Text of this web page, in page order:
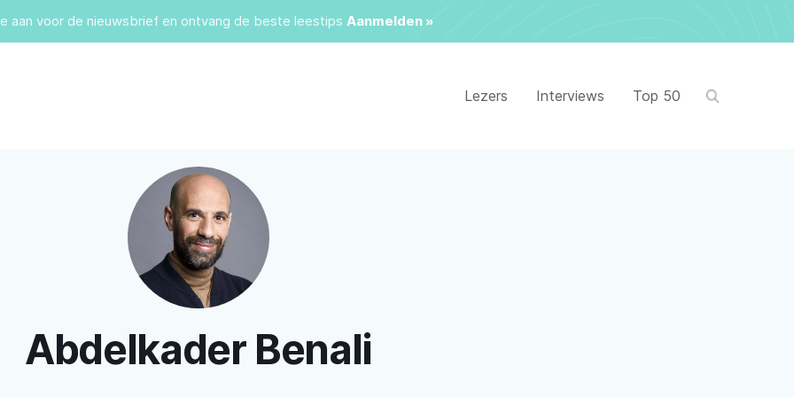
aan voor de nieuwsbrief en ontvang de beste leestips Aanmelden »
Lezers Interviews Top 50
Abdelkader Benali